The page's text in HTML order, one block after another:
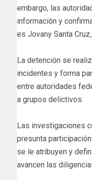
embargo, las
información y
es Jovany Santa
La detención se
incidentes y forma
entre autoridades
a grupos delictivos.
Las investigaciones
presunta
se le atribuyen y
avancen las